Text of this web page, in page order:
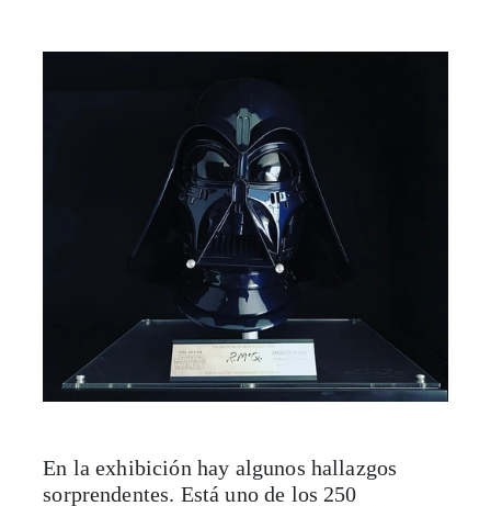
En la exhibición hay algunos hallazgos
sorprendentes. Está uno de los 250